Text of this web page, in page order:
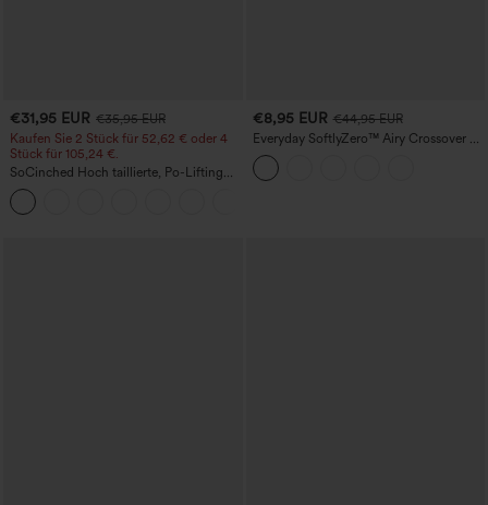
€31,95 EUR €35,95 EUR
Kaufen Sie 2 Stück für 52,62 € oder 4
Stück für 105,24 €.
SoCinched Hoch taillierte, Po-Lifting
7/8-Trainingsleggings mit
Bauchkontrolle und Seitentaschen
€8,95 EUR €44,95 EUR
Everyday SoftlyZero™ Airy Crossover 2-
in-1 Mini-Tennisrock mit Seitentasche,
InstantCool – Lucid